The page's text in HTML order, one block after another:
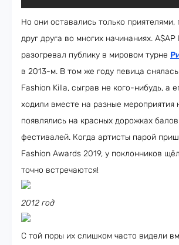
Но они оставались только
друг друга во многих начинаниях. A$AP
разогревал публику в мировом турне
в 2013-м. В том же году певица
Fashion Killa, сыграв не кого-нибудь, а
ходили вместе на разные мероприятия
появлялись на красных дорожках
фестивалей. Когда артисты парой
Fashion Awards 2019, у поклонников
точно встречаются!
2012 год
С той поры их слишком часто видели